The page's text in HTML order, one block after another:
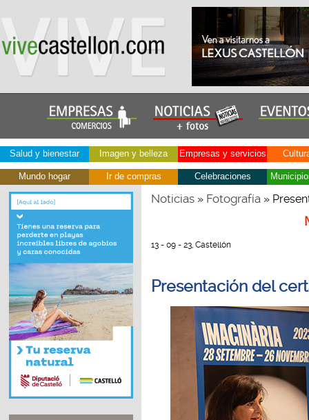
Salud y bienestar Imagen y belleza Empresas y servicios
Mundo hogar Ir de compras Celebraciones
Noticias» Fotografía»
13 - 09 - 23, Castellón
Presentación del